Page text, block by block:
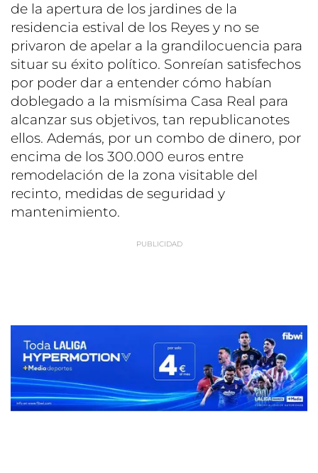
de la apertura de los jardines de la
residencia estival de los Reyes y no se
privaron de apelar a la grandilocuencia para
situar su éxito político. Sonreían satisfechos
por poder dar a entender cómo habían
doblegado a la mismísima Casa Real para
alcanzar sus objetivos, tan republicanotes
ellos. Además, por un combo de dinero, por
encima de los 300.000 euros entre
remodelación de la zona visitable del
recinto, medidas de seguridad y
mantenimiento.